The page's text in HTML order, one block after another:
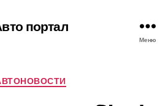
портал
Меню
Рубрики